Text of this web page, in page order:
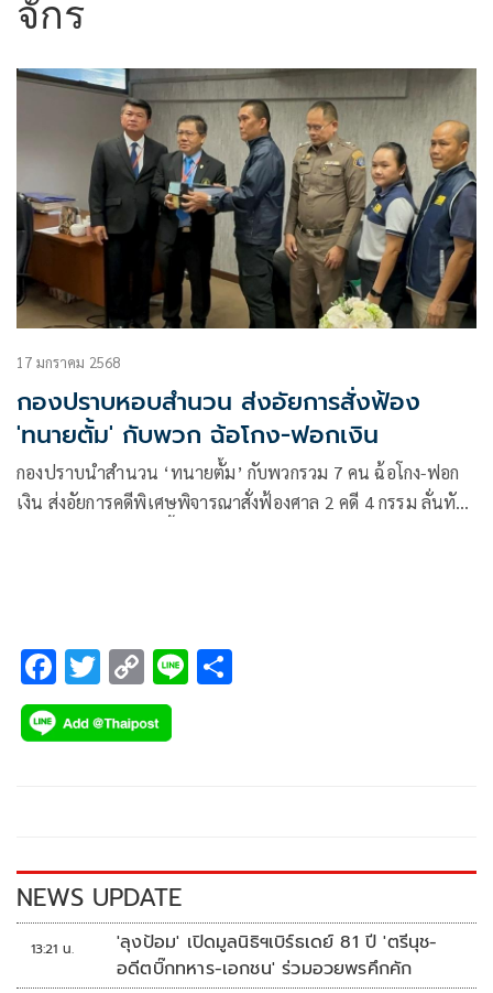
จักร
17 มกราคม 2568
กองปราบหอบสำนวน ส่งอัยการสั่งฟ้อง
'ทนายตั้ม' กับพวก ฉ้อโกง-ฟอกเงิน
กองปราบนำสำนวน ‘ทนายตั้ม’ กับพวกรวม 7 คน ฉ้อโกง-ฟอก
เงิน ส่งอัยการคดีพิเศษพิจารณาสั่งฟ้องศาล 2 คดี 4 กรรม ลั่นทัน
F
ac
e
k
T
wi
tt
C
o
p
k
Li
NEWS UPDATE
13:21 น.
'ลุงป้อม' เปิดมูลนิธิฯเบิร์ธเดย์ 81 ปี 'ตรีนุช-
อดีตบิ๊กทหาร-เอกชน' ร่วมอวยพรคึกคัก